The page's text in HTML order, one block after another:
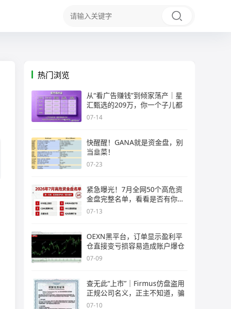
热门浏览
从“看广告赚钱”到倾家荡产｜星
汇甄选的209万，你一个子儿都
07-14
快醒醒！GANA就是资金盘，别
当韭菜！
07-23
紧急曝光！7月全网50个高危资
金盘完整名单，看看是否有你正
在
07-13
OEXN黑平台，订单显示盈利平
仓直接变亏损容易造成账户爆仓
07-09
查无此“上市”｜Firmus仿盘盗用
正规公司名义，正主不知道，骗
07-10